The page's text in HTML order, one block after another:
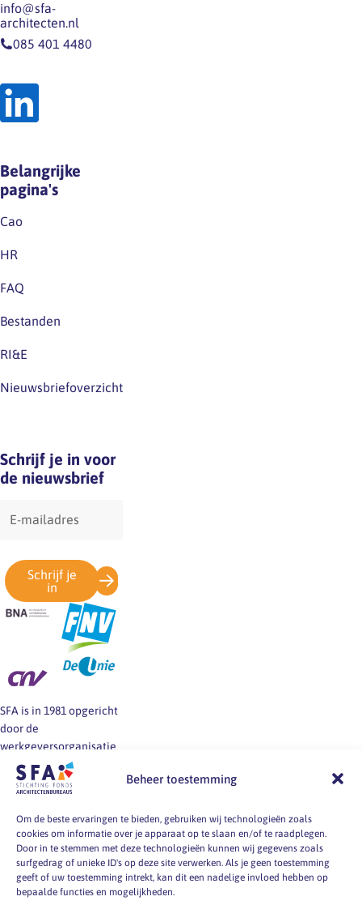
Beheer toestemming
Om de beste ervaringen te bieden, gebruiken wij technologieën zoals
cookies om informatie over je apparaat op te slaan en/of te raadplegen.
Door in te stemmen met deze technologieën kunnen wij gegevens zoals
surfgedrag of unieke ID's op deze site verwerken. Als je geen toestemming
geeft of uw toestemming intrekt, kan dit een nadelige invloed hebben op
bepaalde functies en mogelijkheden.
info@sfa-
architecten.nl
085 401 4480
Belangrijke
pagina's
Cao
HR
FAQ
Bestanden
RI&E
Nieuwsbriefoverzicht
Schrijf je in voor
de nieuwsbrief
mailadres
Schrijf je
in
SFA is in 1981 opgericht
door de
werkgeversorganisatie
BNA en de vakbonden
FNV, CNV en De Unie.
werkgevers en
werknemers van
architectenbureaus bij
vragen over
arbeidsvoorwaarden, -